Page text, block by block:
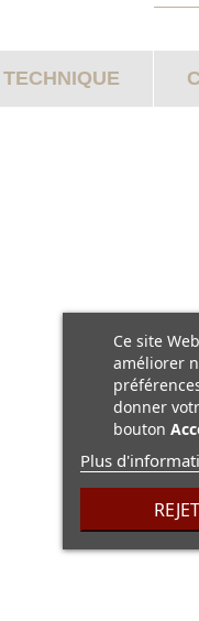
Ce site
améliorer
donner
bouton
Plus